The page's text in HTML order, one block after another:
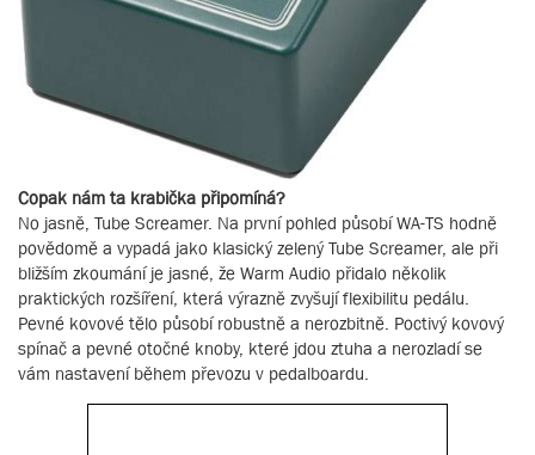
Copak nám ta krabička připomíná?
No jasně, Tube Screamer. Na první pohled působí WA-TS hodně
povědomě a vypadá jako klasický zelený Tube Screamer, ale při
bližším zkoumání je jasné, že Warm Audio přidalo několik
praktických rozšíření, která výrazně zvyšují flexibilitu pedálu.
Pevné kovové tělo působí robustně a nerozbitně. Poctivý kovový
spínač a pevné otočné knoby, které jdou ztuha a nerozladí se
vám nastavení během převozu v pedalboardu.